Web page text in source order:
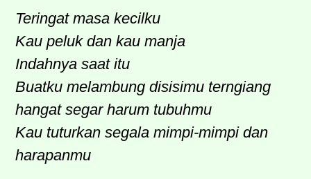
Teringat masa kecilku
Kau peluk dan kau manja
Indahnya saat itu
Buatku melambung disisimu terngiang
hangat segar harum tubuhmu
Kau tuturkan segala mimpi-mimpi dan
harapanmu